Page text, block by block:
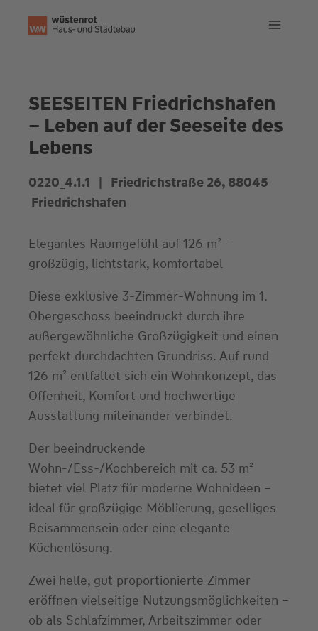
Inhalt
SEESEITEN Friedrichshafen
– Leben auf der Seeseite des
Lebens
0220_4.1.1 | Friedrichstraße 26, 88045
Friedrichshafen
Elegantes Raumgefühl auf 126 m² –
großzügig, lichtstark, komfortabel
Diese exklusive 3‑Zimmer‑Wohnung im 1.
Obergeschoss beeindruckt durch ihre
außergewöhnliche Großzügigkeit und einen
perfekt durchdachten Grundriss. Auf rund
126 m² entfaltet sich ein Wohnkonzept, das
Offenheit, Komfort und hochwertige
Ausstattung miteinander verbindet.
Der beeindruckende
Wohn‑/Ess‑/Kochbereich mit ca. 53 m²
bietet viel Platz für moderne Wohnideen –
ideal für großzügige Möblierung, geselliges
Beisammensein oder eine elegante
Küchenlösung.
Zwei helle, gut proportionierte Zimmer
eröffnen vielseitige Nutzungsmöglichkeiten –
ob als Schlafzimmer, Arbeitszimmer oder